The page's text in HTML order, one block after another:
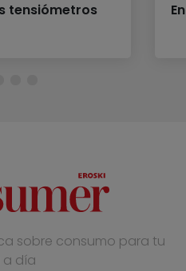
tensiómetros
sobre consumo para tu
a día